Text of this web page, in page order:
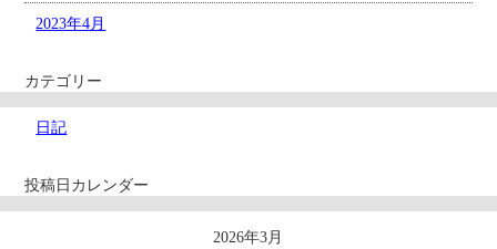
2023年4月
カテゴリー
日記
投稿日カレンダー
2026年3月